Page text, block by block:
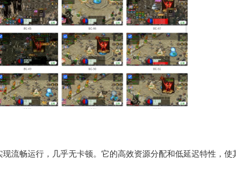
流畅运行，几乎无卡顿。它的高效资源分配和低延迟特性，使